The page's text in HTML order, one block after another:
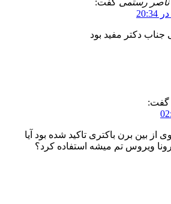
ناصر رستمی گفت:
دکتر مفید بود
گفت:
از بین برن باکتری تاکید شده بود آیا
ویروس تم میشه استفاده کرد؟